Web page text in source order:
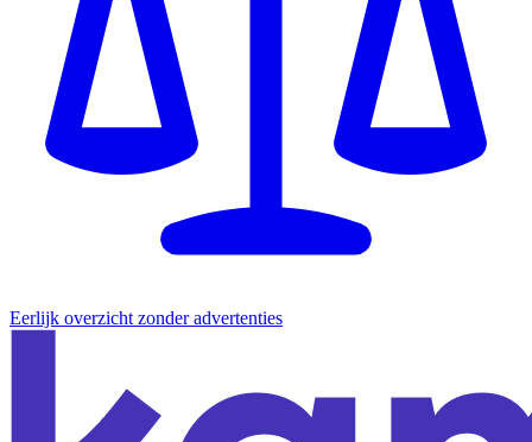
Eerlijk overzicht zonder advertenties